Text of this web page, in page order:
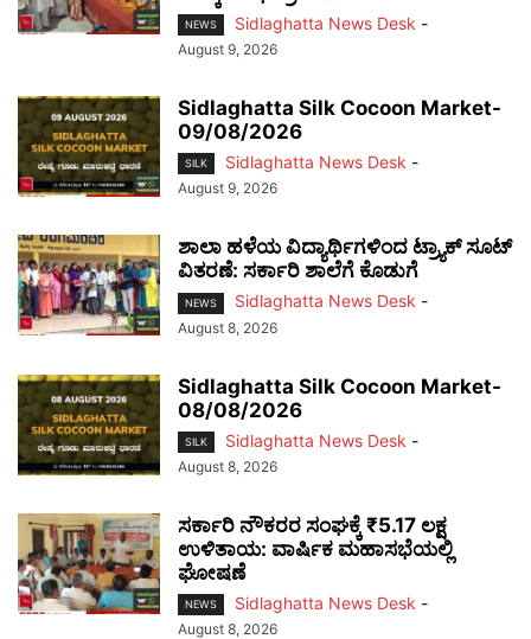
NEWS Sidlaghatta News Desk -
August 9, 2026
Sidlaghatta Silk Cocoon Market-
09/08/2026
SILK Sidlaghatta News Desk -
August 9, 2026
ಶಾಲಾ ಹಳೆಯ ವಿದ್ಯಾರ್ಥಿಗಳಿಂದ ಟ್ರ್ಯಾಕ್‌ ಸೂಟ್
ವಿತರಣೆ: ಸರ್ಕಾರಿ ಶಾಲೆಗೆ ಕೊಡುಗೆ
NEWS Sidlaghatta News Desk -
August 8, 2026
Sidlaghatta Silk Cocoon Market-
08/08/2026
SILK Sidlaghatta News Desk -
August 8, 2026
ಸರ್ಕಾರಿ ನೌಕರರ ಸಂಘಕ್ಕೆ ₹5.17 ಲಕ್ಷ
ಉಳಿತಾಯ: ವಾರ್ಷಿಕ ಮಹಾಸಭೆಯಲ್ಲಿ
ಘೋಷಣೆ
NEWS Sidlaghatta News Desk -
August 8, 2026